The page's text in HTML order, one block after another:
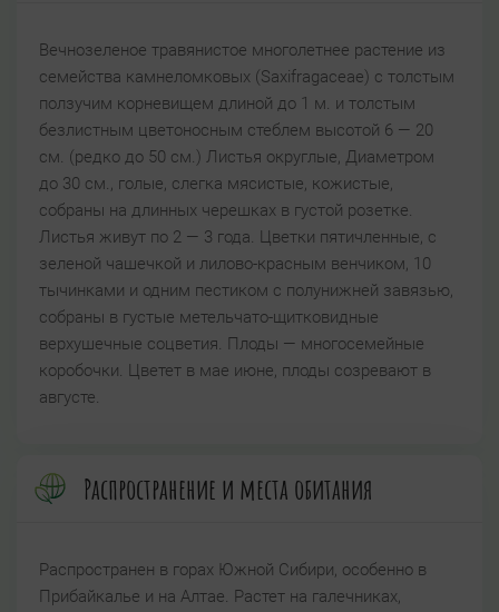
Вечнозеленое травянистое многолетнее растение из
семейства камнеломковых (Saxifragaceae) с толстым
ползучим корневищем длиной до 1 м. и толстым
безлистным цветоносным стеблем высотой 6 — 20
см. (редко до 50 см.) Листья округлые, Диаметром
до 30 см., голые, слегка мясистые, кожистые,
собраны на длинных черешках в густой розетке.
Листья живут по 2 — 3 года. Цветки пятичленные, с
зеленой чашечкой и лилово-красным венчиком, 10
тычинками и одним пестиком с полунижней завязью,
собраны в густые метельчато-щитковидные
верхушечные соцветия. Плоды — многосемейные
коробочки. Цветет в мае июне, плоды созревают в
августе.
Распространение и места обитания
Распространен в горах Южной Сибири, особенно в
Прибайкалье и на Алтае. Растет на галечниках,